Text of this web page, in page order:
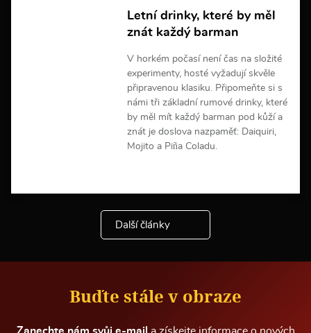
f
o
m
a
c
í
Letní drinky, které by měl
znát každý barman
V horkém počasí není čas na složité
experimenty, hosté vyžadují skvěle
připravenou klasiku. Připomeňte si s
námi tři základní rumové drinky, které
by měl mít každý barman pod kůží a
znát je doslova nazpaměť: Daiquiri,
Mojito a Piña Coladu.
e
i
n
o
m
a
Další články
Buďte stále v obraze